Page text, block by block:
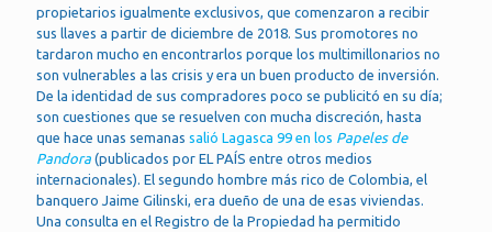
propietarios igualmente exclusivos, que comenzaron a recibir
sus llaves a partir de diciembre de 2018. Sus promotores no
tardaron mucho en encontrarlos porque los multimillonarios no
son vulnerables a las crisis y era un buen producto de inversión.
De la identidad de sus compradores poco se publicitó en su día;
son cuestiones que se resuelven con mucha discreción, hasta
que hace unas semanas salió Lagasca 99 en los Papeles de
Pandora (publicados por EL PAÍS entre otros medios
internacionales). El segundo hombre más rico de Colombia, el
banquero Jaime Gilinski, era dueño de una de esas viviendas.
Una consulta en el Registro de la Propiedad ha permitido